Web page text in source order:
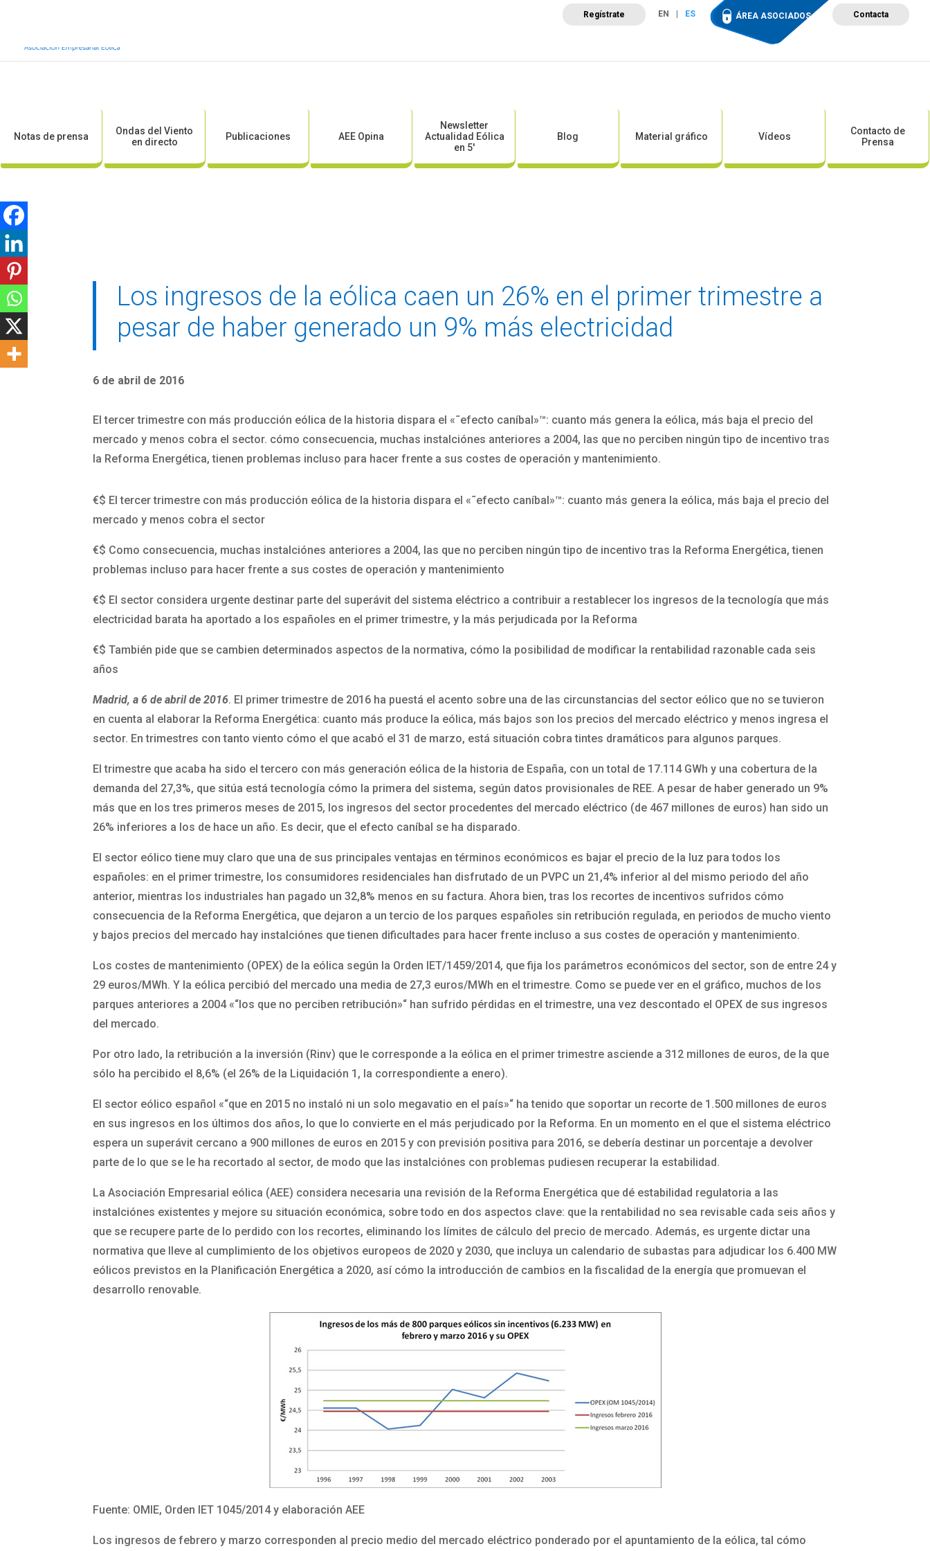
Regístrate EN ES ÁREA ASOCIADOS Contacta
Campus de Formación
Notas de prensa
Ondas del Viento
en directo
Publicaciones AEE Opina
Newsletter
Actualidad Eólica
en 5′
Blog Material gráfico Vídeos
Contacto de
Prensa
Los ingresos de la eólica caen un 26% en el primer trimestre a
pesar de haber generado un 9% más electricidad
6 de abril de 2016
El tercer trimestre con más producción eólica de la historia dispara el «˜efecto caníbal»™: cuanto más genera la eólica, más baja el precio del
mercado y menos cobra el sector. cómo consecuencia, muchas instalciónes anteriores a 2004, las que no perciben ningún tipo de incentivo tras
la Reforma Energética, tienen problemas incluso para hacer frente a sus costes de operación y mantenimiento.
€$ El tercer trimestre con más producción eólica de la historia dispara el «˜efecto caníbal»™: cuanto más genera la eólica, más baja el precio del
mercado y menos cobra el sector
€$ Como consecuencia, muchas instalciónes anteriores a 2004, las que no perciben ningún tipo de incentivo tras la Reforma Energética, tienen
problemas incluso para hacer frente a sus costes de operación y mantenimiento
€$ El sector considera urgente destinar parte del superávit del sistema eléctrico a contribuir a restablecer los ingresos de la tecnología que más
electricidad barata ha aportado a los españoles en el primer trimestre, y la más perjudicada por la Reforma
€$ También pide que se cambien determinados aspectos de la normativa, cómo la posibilidad de modificar la rentabilidad razonable cada seis
años
Madrid, a 6 de abril de 2016. El primer trimestre de 2016 ha puestá el acento sobre una de las circunstancias del sector eólico que no se tuvieron
en cuenta al elaborar la Reforma Energética: cuanto más produce la eólica, más bajos son los precios del mercado eléctrico y menos ingresa el
sector. En trimestres con tanto viento cómo el que acabó el 31 de marzo, está situación cobra tintes dramáticos para algunos parques.
El trimestre que acaba ha sido el tercero con más generación eólica de la historia de España, con un total de 17.114 GWh y una cobertura de la
demanda del 27,3%, que sitúa está tecnología cómo la primera del sistema, según datos provisionales de REE. A pesar de haber generado un 9%
más que en los tres primeros meses de 2015, los ingresos del sector procedentes del mercado eléctrico (de 467 millones de euros) han sido un
26% inferiores a los de hace un año. Es decir, que el efecto caníbal se ha disparado.
El sector eólico tiene muy claro que una de sus principales ventajas en términos económicos es bajar el precio de la luz para todos los
españoles: en el primer trimestre, los consumidores residenciales han disfrutado de un PVPC un 21,4% inferior al del mismo periodo del año
anterior, mientras los industriales han pagado un 32,8% menos en su factura. Ahora bien, tras los recortes de incentivos sufridos cómo
consecuencia de la Reforma Energética, que dejaron a un tercio de los parques españoles sin retribución regulada, en periodos de mucho viento
y bajos precios del mercado hay instalciónes que tienen dificultades para hacer frente incluso a sus costes de operación y mantenimiento.
Los costes de mantenimiento (OPEX) de la eólica según la Orden IET/1459/2014, que fija los parámetros económicos del sector, son de entre 24 y
29 euros/MWh. Y la eólica percibió del mercado una media de 27,3 euros/MWh en el trimestre. Como se puede ver en el gráfico, muchos de los
parques anteriores a 2004 «“los que no perciben retribución»“ han sufrido pérdidas en el trimestre, una vez descontado el OPEX de sus ingresos
del mercado.
Por otro lado, la retribución a la inversión (Rinv) que le corresponde a la eólica en el primer trimestre asciende a 312 millones de euros, de la que
sólo ha percibido el 8,6% (el 26% de la Liquidación 1, la correspondiente a enero).
El sector eólico español «“que en 2015 no instaló ni un solo megavatio en el país»“ ha tenido que soportar un recorte de 1.500 millones de euros
en sus ingresos en los últimos dos años, lo que lo convierte en el más perjudicado por la Reforma. En un momento en el que el sistema eléctrico
espera un superávit cercano a 900 millones de euros en 2015 y con previsión positiva para 2016, se debería destinar un porcentaje a devolver
parte de lo que se le ha recortado al sector, de modo que las instalciónes con problemas pudiesen recuperar la estabilidad.
La Asociación Empresarial eólica (AEE) considera necesaria una revisión de la Reforma Energética que dé estabilidad regulatoria a las
instalciónes existentes y mejore su situación económica, sobre todo en dos aspectos clave: que la rentabilidad no sea revisable cada seis años y
que se recupere parte de lo perdido con los recortes, eliminando los límites de cálculo del precio de mercado. Además, es urgente dictar una
normativa que lleve al cumplimiento de los objetivos europeos de 2020 y 2030, que incluya un calendario de subastas para adjudicar los 6.400 MW
eólicos previstos en la Planificación Energética a 2020, así cómo la introducción de cambios en la fiscalidad de la energía que promuevan el
desarrollo renovable.
Fuente: OMIE, Orden IET 1045/2014 y elaboración AEE
Los ingresos de febrero y marzo corresponden al precio medio del mercado eléctrico ponderado por el apuntamiento de la eólica, tal cómo